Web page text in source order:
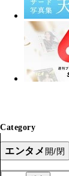
Category
エンタメ 開/閉